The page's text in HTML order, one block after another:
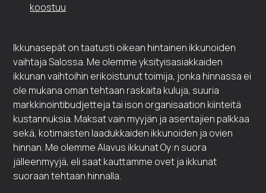
koostuu
Ikkunasepät on taatusti oikean hintainen ikkunoiden
vaihtaja Salossa. Me olemme yksityisasiakkaiden
ikkunan vaihtoihin erikoistunut toimija, jonka hinnassa ei
ole mukana oman tehtaan raskaita kuluja, suuria
markkinointibudjetteja tai ison organisaation kiinteitä
kustannuksia. Maksat vain myyjän ja asentajien palkkaa
sekä, kotimaisten laadukkaiden ikkunoiden ja ovien
hinnan. Me olemme Alavus ikkunat Oy:n suora
jälleenmyyjä, eli saat kauttamme ovet ja ikkunat
suoraan tehtaan hinnalla.